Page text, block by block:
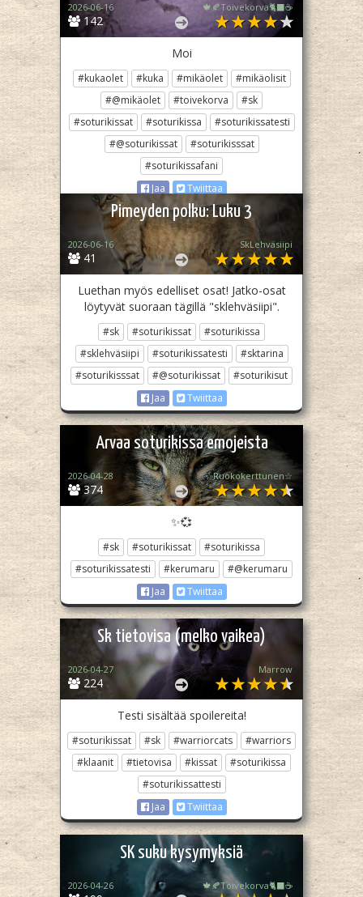
142
2026-06-16 🍁🍂Toivekorva🐈‍⬛☕
Moi
#kukaolet #kuka #mikäolet
#mikäolisit
#@mikäolet
#toivekorva
#sk
#soturikissat
#soturikissa
#soturikissatesti
#@soturikissat
#soturikisssat
#soturikissafani
Jaa
Twiittaa
Pimeyden polku: Luku 3
41
2026-06-16 SkLehväsiipi
Luethan myös edelliset osat! Jatko-osat
löytyvät suoraan tägillä "sklehväsiipi".
#sk #soturikissat
#soturikissa
#sklehväsiipi
#soturikissatesti
#sktarina
#soturikisssat
#@soturikissat
#soturikisut
Jaa
Twiittaa
Arvaa soturikissa emojeista
374
2026-04-28 ☆Ruokokerttunen☆
✨💞
#sk #soturikissat
#soturikissa
#soturikissatesti
#kerumaru
#@kerumaru
Jaa
Twiittaa
Sk tietovisa (melko vaikea)
224
2026-04-27 Marrow
Testi sisältää spoilereita!
#soturikissat #sk #warriorcats
#warriors
#klaanit
#tietovisa #kissat
#soturikissa
#soturikissattesti
Jaa
Twiittaa
SK suku kysymyksiä
2026-04-26 🍁🍂Toivekorva🐈‍⬛☕